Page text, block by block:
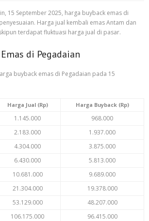
15 September 2025, harga buyback emas di
Harga jual kembali emas Antam dan
terdapat fluktuasi harga jual di pasar.
di Pegadaian
buyback emas di Pegadaian pada 15
Harga Jual (Rp) Harga Buyback (Rp)
1.145.000
968.000
2.183.000
1.937.000
4.304.000
3.875.000
6.430.000
5.813.000
10.681.000
9.689.000
21.304.000
19.378.000
53.129.000
48.207.000
106.175.000
96.415.000